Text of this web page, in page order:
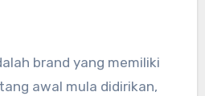
brand yang memiliki
awal mula didirikan,